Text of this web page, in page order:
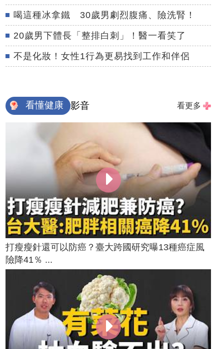
喝這種冰拿鐵 30歲男劇烈腹痛、險洗腎！
20歲男下體長「整排白刺」！醫一看笑了
不是化妝！女性1行為更易找到工作和伴侶
看懂健康 影音 看更多
打瘦瘦針還可以防癌？臺大跨國研究曝13種癌症風
險降41％ ...